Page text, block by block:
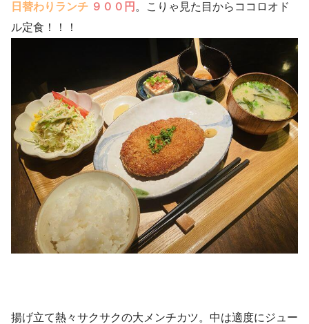
日替わりランチ ９００円 。こりゃ見た目からココロオド
ル定食！！！
揚げ立て熱々サクサクの大メンチカツ。中は適度にジュー